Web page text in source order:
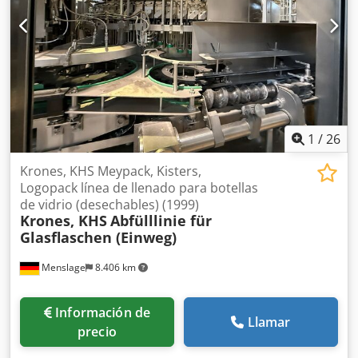
sencillo y de alta precisión: grabado láser, corte con alta
velocidad y calidad.
1 /26
Menslage 8.406 km
Krones, KHS Meypack, Kisters,
Logopack línea de llenado para botellas
de vidrio (desechables) (1999)
Krones, KHSAbfülllinie für
Glasflaschen (Einweg)
Información de
precio
Llamar